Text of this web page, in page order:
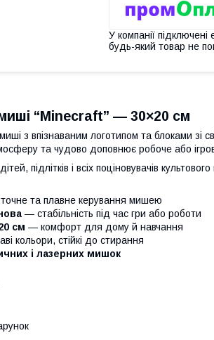
У компанії
будь-який товар не
“Minecraft” — 30×20 см
з впізнаваним логотипом та блоками зі
та чудово доповнює робоче або
підлітків і всіх поціновувачів культового
та плавне керування мишею
— стабільність під час гри або роботи
см — комфорт для дому й навчання
кольори, стійкі до стирання
і лазерних мишок